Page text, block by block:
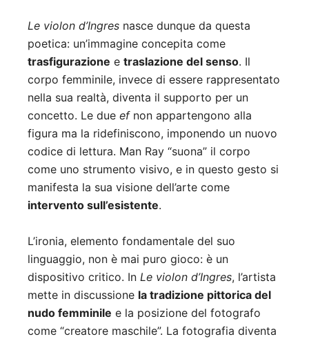
Le violon d’Ingres nasce dunque da questa
poetica: un’immagine concepita come
trasfigurazione e traslazione del senso. Il
corpo femminile, invece di essere rappresentato
nella sua realtà, diventa il supporto per un
concetto. Le due efnon appartengono alla
figura ma la ridefiniscono, imponendo un nuovo
codice di lettura. Man Ray “suona” il corpo
come uno strumento visivo, e in questo gesto si
manifesta la sua visione dell’arte come
intervento sull’esistente.
L’ironia, elemento fondamentale del suo
linguaggio, non è mai puro gioco: è un
dispositivo critico. In Le violon d’Ingres, l’artista
mette in discussione la tradizione pittorica del
nudo femminile e la posizione del fotografo
come “creatore maschile”. La fotografia diventa